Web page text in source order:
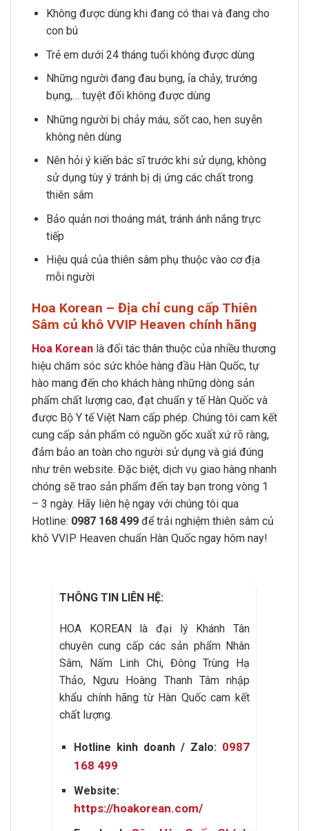
Không được dùng khi đang có thai và đang cho
con bú
Trẻ em dưới 24 tháng tuổi không được dùng
Những người đang đau bụng, ỉa chảy, trướng
bụng,… tuyệt đối không được dùng
Những người bị chảy máu, sốt cao, hen suyễn
không nên dùng
Nên hỏi ý kiến bác sĩ trước khi sử dụng, không
sử dụng tùy ý tránh bị dị ứng các chất trong
thiên sâm
Bảo quản nơi thoáng mát, tránh ánh nắng trực
tiếp
Hiệu quả của thiên sâm phụ thuộc vào cơ địa
mỗi người
Hoa Korean – Địa chỉ cung cấp Thiên
Sâm củ khô VVIP Heaven chính hãng
Hoa Korean là đối tác thân thuộc của nhiều thương
hiệu chăm sóc sức khỏe hàng đầu Hàn Quốc, tự
hào mang đến cho khách hàng những dòng sản
phẩm chất lượng cao, đạt chuẩn y tế Hàn Quốc và
được Bộ Y tế Việt Nam cấp phép. Chúng tôi cam kết
cung cấp sản phẩm có nguồn gốc xuất xứ rõ ràng,
đảm bảo an toàn cho người sử dụng và giá đúng
như trên website. Đặc biệt, dịch vụ giao hàng nhanh
chóng sẽ trao sản phẩm đến tay bạn trong vòng 1
– 3 ngày. Hãy liên hệ ngay với chúng tôi qua
Hotline: 0987 168 499 để trải nghiệm thiên sâm củ
khô VVIP Heaven chuẩn Hàn Quốc ngay hôm nay!
THÔNG TIN LIÊN HỆ:
HOA KOREAN là đại lý Khánh Tân
chuyên cung cấp các sản phẩm Nhân
Sâm, Nấm Linh Chi, Đông Trùng Hạ
Thảo, Ngưu Hoàng Thanh Tâm nhập
khẩu chính hãng từ Hàn Quốc cam kết
chất lượng.
Hotline kinh doanh / Zalo: 0987
168 499
Website:
https://hoakorean.com/